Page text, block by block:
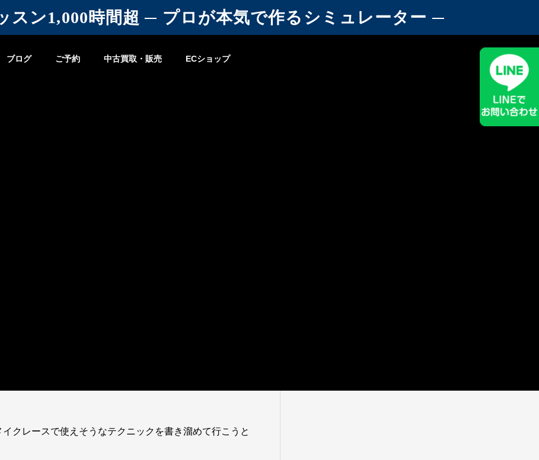
スン1,000時間超 ─ プロが本気で作るシミュレーター ─
ブログ ご予約 中古買取・販売 ECショップ
クレースで使えそうなテクニックを書き溜めて行こうと